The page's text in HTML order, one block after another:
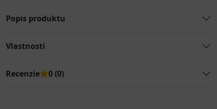
Popis produktu
Vlastnosti
Recenzie 0 (0)